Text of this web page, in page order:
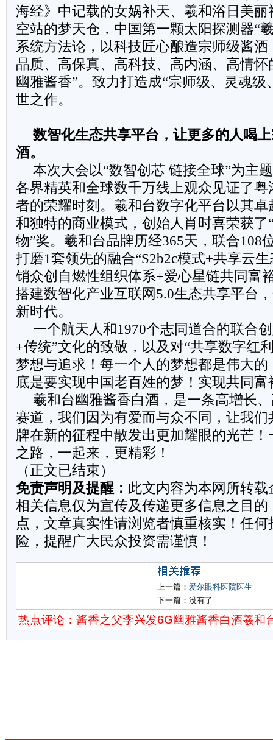
海经》中记载的女娲补天、羲和浴日美
空站的梦天仓，中国第一颗太阳探测器“
系统方法论，以科技匠心酿造宗师级酱
品质、高保真、高科技、高内涵、高情怀
幽雅酱香”。致力打造成“宗师级、灵魂级
世之作。
数智化生态共享平台，让更多的人喝
酒。
本次大会以“数智创芯 链接全球”为主
各界精英和全球数千万线上观众见证了
者的荣耀时刻。羲和台数字化平台以其
和独特的商业模式，创始人肖时喜荣获了
物”奖。羲和台品牌历经365天，联合108
打磨1套领先的融合“S2b2c模式+共享云
销众创自燃性组织体系+爱心星链共同富
搭建数智化产业互联网5.0生态共享平台
新时代。
一个航天人和1970个志同道合的联合
+传统”文化的致敬，以及对“共享数字红
梦想与追求！每一个人的梦想都是伟大
底是要实现中国老百姓的梦！实现共同富
羲和台幽雅酱香白酒，是一条高增长
赛道，我们因为有爱而与众不同，让我
牌在新的征程中散发出更加耀眼的光芒
之路，一起来，更精彩！
（正文已结束）
免责声明及提醒： 此文内容为本网所转
相关信息仅为宣传及传递更多信息之目
点，文章真实性请浏览者慎重核实！任
险，提醒广大民众投资需谨慎！
上一篇： 爱尔眼科医院医生
下一篇：没有了
热点评论：酱香之父李兴发6G幽雅酱香白酒羲和